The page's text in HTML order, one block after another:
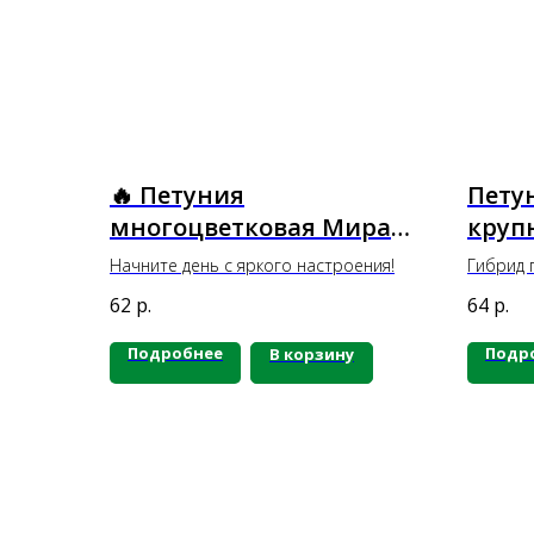
🔥 Петуния
многоцветковая Мираж
Ред Морн 🌶 20 шт
Начните день с яркого настроения!
62 р.
Подробнее В корзину
шт
Гибрид
64 р.